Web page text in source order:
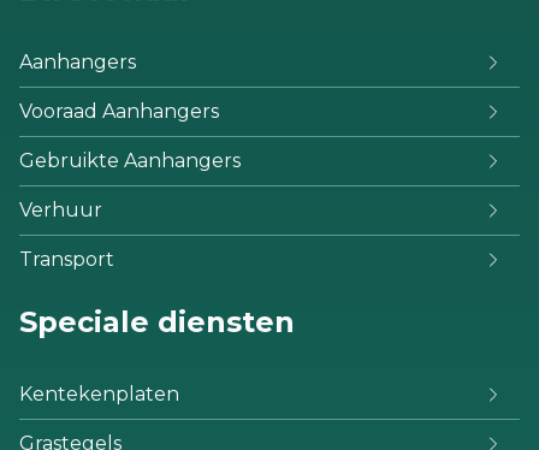
Aanhangers
Vooraad Aanhangers
Gebruikte Aanhangers
Verhuur
Transport
Speciale diensten
Kentekenplaten
Grastegels